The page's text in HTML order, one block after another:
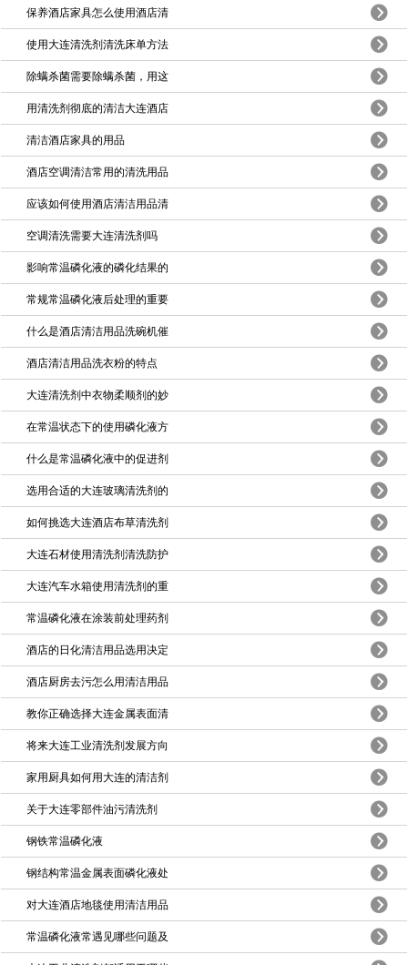
保养酒店家具怎么使用酒店清
使用大连清洗剂清洗床单方法
除螨杀菌需要除螨杀菌，用这
用清洗剂彻底的清洁大连酒店
清洁酒店家具的用品
酒店空调清洁常用的清洗用品
应该如何使用酒店清洁用品清
空调清洗需要大连清洗剂吗
影响常温磷化液的磷化结果的
常规常温磷化液后处理的重要
什么是酒店清洁用品洗碗机催
酒店清洁用品洗衣粉的特点
大连清洗剂中衣物柔顺剂的妙
在常温状态下的使用磷化液方
什么是常温磷化液中的促进剂
选用合适的大连玻璃清洗剂的
如何挑选大连酒店布草清洗剂
大连石材使用清洗剂清洗防护
大连汽车水箱使用清洗剂的重
常温磷化液在涂装前处理药剂
酒店的日化清洁用品选用决定
酒店厨房去污怎么用清洁用品
教你正确选择大连金属表面清
将来大连工业清洗剂发展方向
家用厨具如何用大连的清洁剂
关于大连零部件油污清洗剂
钢铁常温磷化液
钢结构常温金属表面磷化液处
对大连酒店地毯使用清洁用品
常温磷化液常遇见哪些问题及